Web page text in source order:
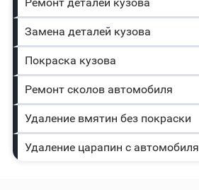
Замена деталей кузова
Покраска кузова
Ремонт сколов автомобиля
Удаление вмятин без покраски
Удаление царапин с автомобиля